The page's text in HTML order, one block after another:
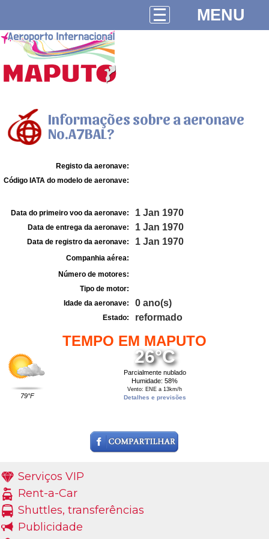
MENU
Informações sobre a aeronave
No.A7BAL?
Registo da aeronave:
Código IATA do modelo de aeronave:
Data do primeiro voo da aeronave: 1 Jan 1970
Data de entrega da aeronave: 1 Jan 1970
Data de registro da aeronave: 1 Jan 1970
Companhia aérea:
Número de motores:
Tipo de motor:
Idade da aeronave:
0 ano(s)
Estado: reformado
TEMPO EM MAPUTO
79°F
26°C
Parcialmente nublado
Humidade: 58%
Vento: ENE a 13km/h
Detalhes e previsões
Serviços VIP
Rent-a-Car
Shuttles, transferências
Publicidade